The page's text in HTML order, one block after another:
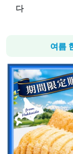
다
여름